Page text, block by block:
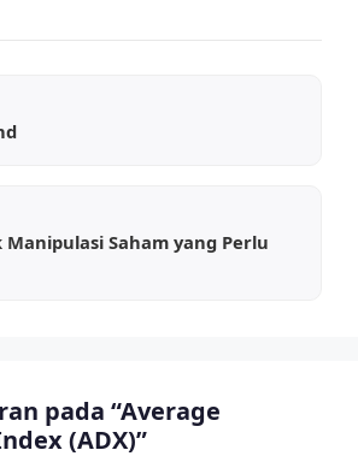
Manipulasi Saham yang Perlu
pada “Average
(ADX)”